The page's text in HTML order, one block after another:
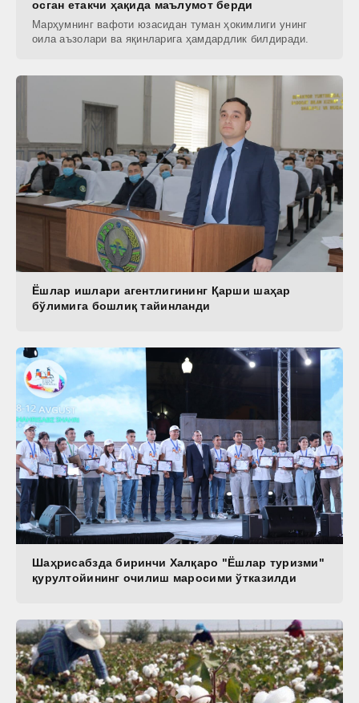
осган етакчи ҳақида маълумот берди
Марҳумнинг вафоти юзасидан туман ҳокимлиги унинг
оила аъзолари ва яқинларига ҳамдардлик билдиради.
Ёшлар ишлари агентлигининг Қарши шаҳар
бўлимига бошлиқ тайинланди
Шаҳрисабзда биринчи Халқаро "Ёшлар туризми"
қурултойининг очилиш маросими ўтказилди